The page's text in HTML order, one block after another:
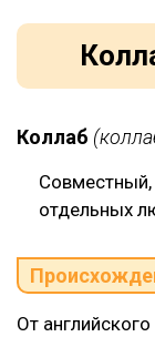
Коллаб
Совместный,
отдельных
От английского